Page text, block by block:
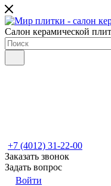
Салон керамической
+7 (4012) 31-22-00
Заказать звонок
Задать вопрос
Войти